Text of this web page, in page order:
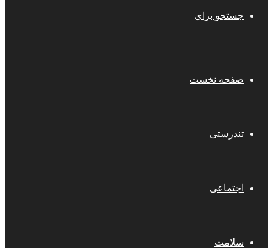
جستجو برای
صفحه نخست
تندرستی
اجتماعی
سلامت